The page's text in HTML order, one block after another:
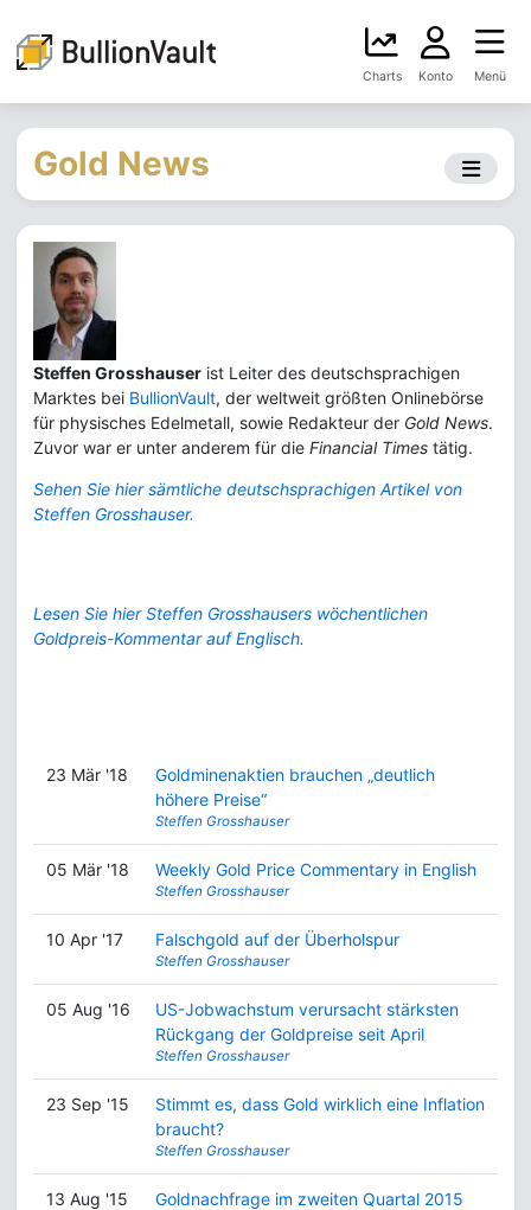
Charts Konto Menü
Gold News
Steffen Grosshauser ist Leiter des deutschsprachigen
Marktes bei BullionVault, der weltweit größten Onlinebörse
für physisches Edelmetall, sowie Redakteur der Gold News.
Zuvor war er unter anderem für die Financial Times tätig.
Sehen Sie hier sämtliche deutschsprachigen Artikel von
Steffen Grosshauser.
Lesen Sie hier Steffen Grosshausers wöchentlichen
Goldpreis-Kommentar auf Englisch.
23 Mär '18
Goldminenaktien brauchen „deutlich
höhere Preise“
Steffen Grosshauser
05 Mär '18 Weekly Gold Price Commentary in English
Steffen Grosshauser
10 Apr '17 Falschgold auf der Überholspur
Steffen Grosshauser
05 Aug '16
US-Jobwachstum verursacht stärksten
Rückgang der Goldpreise seit April
Steffen Grosshauser
23 Sep '15
Stimmt es, dass Gold wirklich eine Inflation
braucht?
Steffen Grosshauser
13 Aug '15 Goldnachfrage im zweiten Quartal 2015